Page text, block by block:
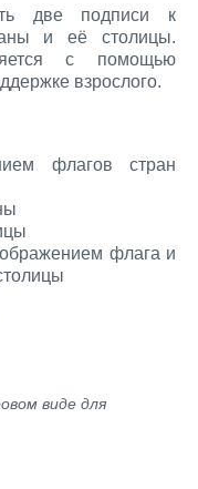
две подписи к
и её столицы.
с помощью
взрослого.
флагов стран
флага и
виде для